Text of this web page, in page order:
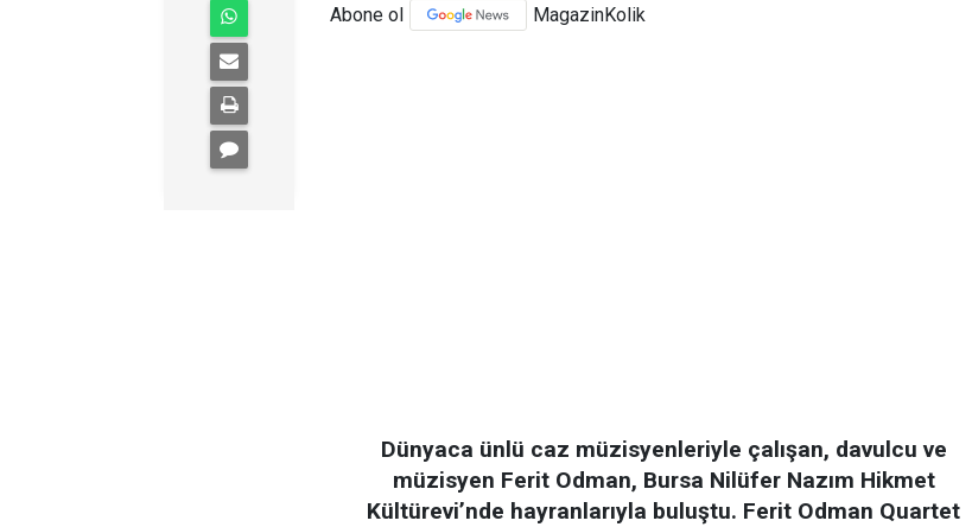
Abone ol MagazinKolik
Dünyaca ünlü caz müzisyenleriyle çalışan, davulcu ve
müzisyen Ferit Odman, Bursa Nilüfer Nazım Hikmet
Kültürevi’nde hayranlarıyla buluştu. Ferit Odman Quartet